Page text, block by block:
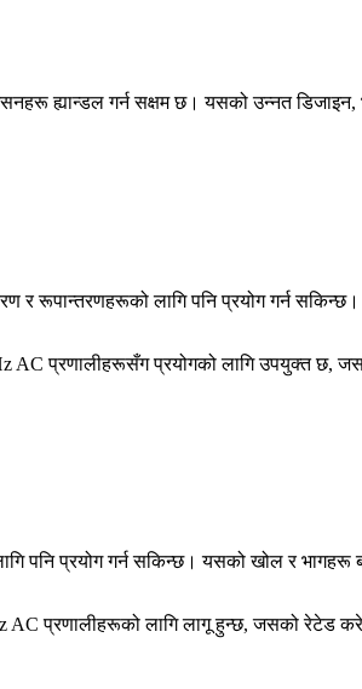
ह्यान्डल गर्न सक्षम छ। यसको उन्नत डिजाइन,
र रूपान्तरणहरूको लागि पनि प्रयोग गर्न
प्रणालीहरूसँग प्रयोगको लागि उपयुक्त छ,
पनि प्रयोग गर्न सकिन्छ। यसको खोल र भागहरू
प्रणालीहरूको लागि लागू हुन्छ, जसको रेटेड